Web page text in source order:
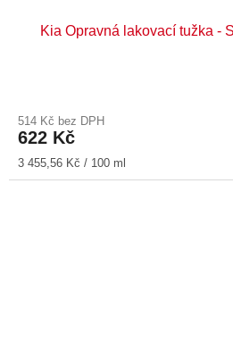
Kia Opravná lakovací tužka -
514 Kč bez DPH
622 Kč
Měrná
cena:
3 455,56 Kč / 100 ml